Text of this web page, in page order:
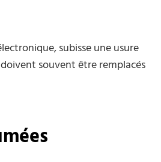
subisse une usure
souvent être remplacés